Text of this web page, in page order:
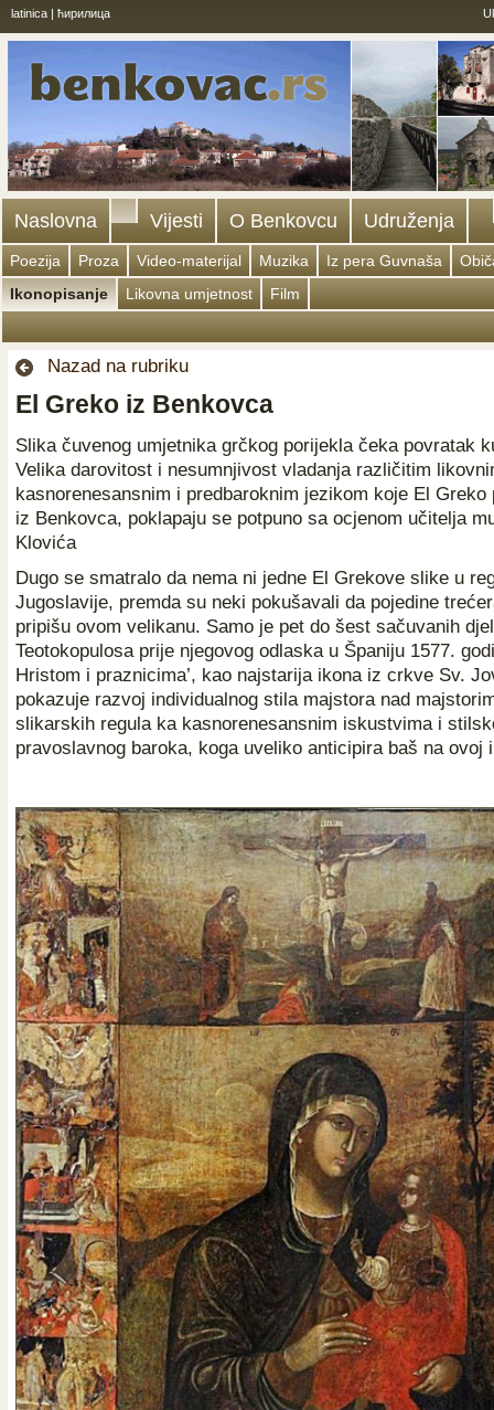
latinica | ћирилица
Naslovna Vijesti O Benkovcu Udruženja
Poezija Proza Video-materijal Muzika Iz pera Guvnaša
Ikonopisanje
Likovna umjetnost Film
Nazad na rubriku
El Greko iz Benkovca
Slika čuvenog umjetnika grčkog porijekla čeka povratak
Velika darovitost i nesumnjivost vladanja različitim
kasnorenesansnim i predbaroknim jezikom koje El
iz Benkovca, poklapaju se potpuno sa ocjenom učitelja
Klovića
Dugo se smatralo da nema ni jedne El Grekove slike u
Jugoslavije, premda su neki pokušavali da pojedine
pripišu ovom velikanu. Samo je pet do šest sačuvanih
Teotokopulosa prije njegovog odlaska u Španiju 1577.
Hristom i praznicima’, kao najstarija ikona iz crkve Sv.
pokazuje razvoj individualnog stila majstora nad
slikarskih regula ka kasnorenesansnim iskustvima i
pravoslavnog baroka, koga uveliko anticipira baš na ovoj